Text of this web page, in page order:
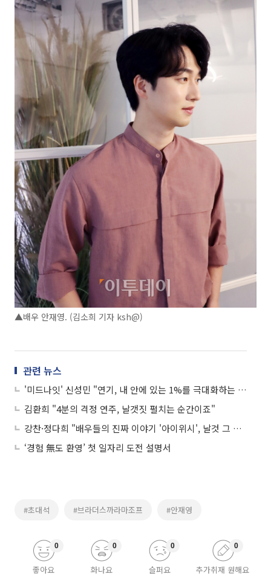
▲배우 안재영. (김소희 기자 ksh@)
관련 뉴스
'미드나잇' 신성민 "연기, 내 안에 있는 1%를 극대화하는 것"
김환희 "4분의 격정 연주, 날갯짓 펼치는 순간이죠"
강찬·정다희 "배우들의 진짜 이야기 '아이위시', 날것 그 자체죠"
‘경험 無도 환영’ 첫 일자리 도전 설명서
#초대석 #브라더스까라마조프 #안재영
좋아요
0
화나요
0
슬퍼요
0
추가취재 원해요
0